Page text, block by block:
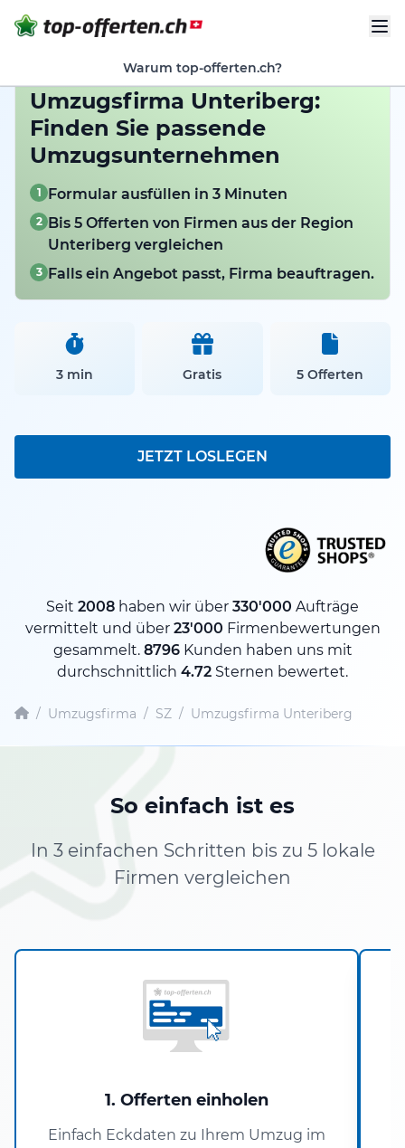
Warum top-offerten.ch?
Umzugsfirma Unteriberg:
Finden Sie passende
Umzugsunternehmen
1 Formular ausfüllen in 3 Minuten
2 Bis 5 Offerten von Firmen aus der Region
Unteriberg vergleichen
3 Falls ein Angebot passt, Firma beauftragen.
3 min Gratis 5 Offerten
JETZT LOSLEGEN
Seit 2008 haben wir über 330'000 Aufträge
vermittelt und über 23'000 Firmenbewertungen
gesammelt. 8796Kunden haben uns mit
durchschnittlich 4.72 Sternen bewertet.
/ Umzugsfirma / SZ / Umzugsfirma Unteriberg
So einfach ist es
In 3 einfachen Schritten bis zu 5 lokale
Firmen vergleichen
1. Offerten einholen
Einfach Eckdaten zu Ihrem Umzug im